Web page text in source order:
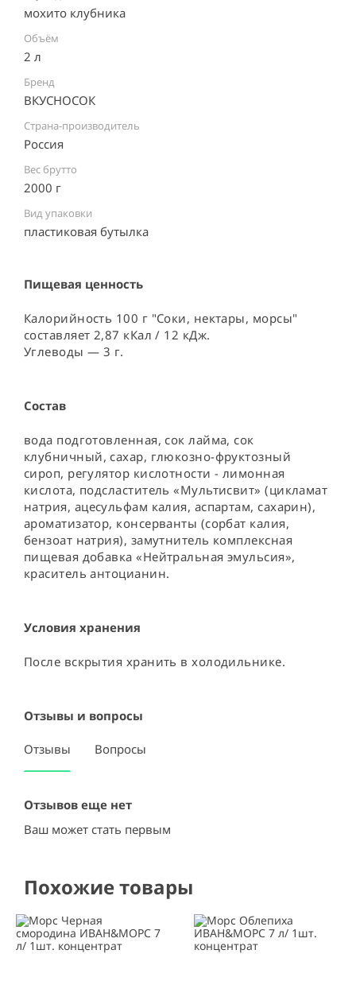
мохито клубника
Объём
2 л
Бренд
ВКУСНОСОК
Страна-производитель
Россия ⠀
Вес брутто
2000 г
Вид упаковки
пластиковая бутылка ⠀
Пищевая ценность
Калорийность 100 г "Соки, нектары, морсы"
составляет 2,87 кКал / 12 кДж.
Углеводы — 3 г.
Состав
вода подготовленная, сок лайма, сок
клубничный, сахар, глюкозно-фруктозный
сироп, регулятор кислотности - лимонная
кислота, подсластитель «Мультисвит» (цикламат
натрия, ацесульфам калия, аспартам, сахарин),
ароматизатор, консерванты (сорбат калия,
бензоат натрия), замутнитель комплексная
пищевая добавка «Нейтральная эмульсия»,
краситель антоцианин.
Условия хранения
После вскрытия хранить в холодильнике.
Отзывы и вопросы
Отзывы Вопросы
Отзывов еще нет
Ваш может стать первым
Похожие товары